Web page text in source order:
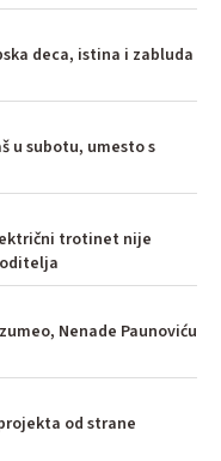
deca, istina i zabluda
u subotu, umesto s
trotinet nije
Nenade Paunoviću
od strane